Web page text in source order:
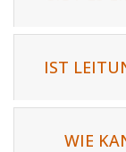
IST
WIE